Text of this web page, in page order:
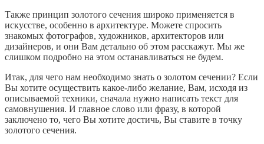
Также принцип золотого сечения широко применяется в
искусстве, особенно в архитектуре. Можете спросить
знакомых фотографов, художников, архитекторов или
дизайнеров, и они Вам детально об этом расскажут. Мы же
слишком подробно на этом останавливаться не будем.
Итак, для чего нам необходимо знать о золотом сечении? Если
Вы хотите осуществить какое-либо желание, Вам, исходя из
описываемой техники, сначала нужно написать текст для
самовнушения. И главное слово или фразу, в которой
заключено то, чего Вы хотите достичь, Вы ставите в точку
золотого сечения.